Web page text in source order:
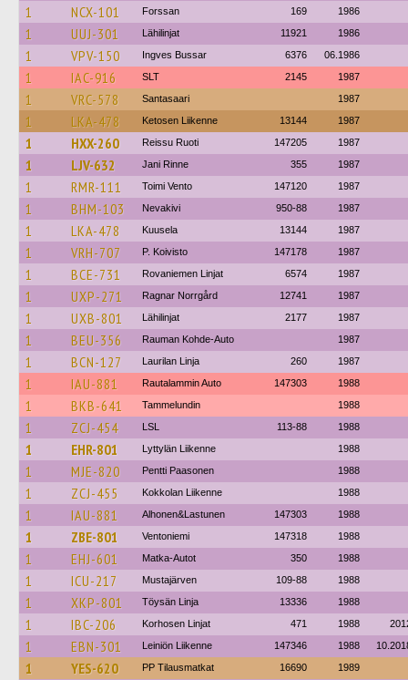
1 NCX-101 Forssan 169 1986
1 UUJ-301 Lähilinjat 11921 1986
1 VPV-150 Ingves Bussar 6376 06.1986
1 IAC-916 SLT 2145 1987
1 VRC-578 Santasaari 1987
1 LKA-478 Ketosen Liikenne 13144 1987
1 HXX-260 Reissu Ruoti 147205 1987
1 LJV-632 Jani Rinne 355 1987
1 RMR-111 Toimi Vento 147120 1987
1 BHM-103 Nevakivi 950-88 1987
1 LKA-478 Kuusela 13144 1987
1 VRH-707 P. Koivisto 147178 1987
1 BCE-731 Rovaniemen Linjat 6574 1987
1 UXP-271 Ragnar Norrgård 12741 1987
1 UXB-801 Lähilinjat 2177 1987
1 BEU-356 Rauman Kohde-Auto 1987
1 BCN-127 Laurilan Linja 260 1987
1 IAU-881 Rautalammin Auto 147303 1988
1 BKB-641 Tammelundin 1988
1 ZCJ-454 LSL 113-88 1988
1 EHR-801 Lyttylän Liikenne 1988
1 MJE-820 Pentti Paasonen 1988
1 ZCJ-455 Kokkolan Liikenne 1988
1 IAU-881 Alhonen&Lastunen 147303 1988
1 ZBE-801 Ventoniemi 147318 1988
1 EHJ-601 Matka-Autot 350 1988
1 ICU-217 Mustajärven 109-88 1988
1 XKP-801 Töysän Linja 13336 1988
1 IBC-206 Korhosen Linjat 471 1988
1 EBN-301 Leiniön Liikenne 147346 1988
1 YES-620 PP Tilausmatkat 16690 1989